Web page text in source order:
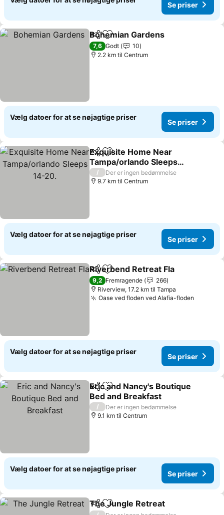
Se priser
Del Føj til favoritter
Bohemian Gardens
7,6 Godt
10
2.2 km til Centrum
Vælg datoer for at se nøjagtige priser
Se priser
Del Føj til favoritter
Exquisite Home Near
Tampa/orlando Sleeps
14-20.
/
Der er ingen bedømmelse
9.7 km til Centrum
Vælg datoer for at se nøjagtige priser
Se priser
Del Føj til favoritter
Riverbend Retreat Fla
9,2 Fremragende
266
Riverview, 17.2 km til Tampa
Oase ved floden ved Alafia-floden
Vælg datoer for at se nøjagtige priser
Se priser
Del Føj til favoritter
Eric and Nancy's Boutique
Bed and Breakfast
/
Der er ingen bedømmelse
9.1 km til Centrum
Vælg datoer for at se nøjagtige priser
Se priser
Del Føj til favoritter
The Jungle Retreat